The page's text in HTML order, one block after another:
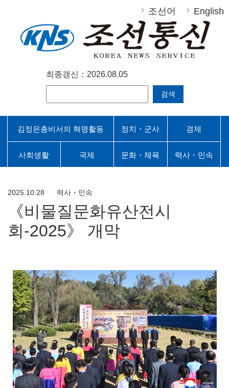
조선어 English
최종갱신：2026.08.05
검색
김정은총비서의 혁명활동 정치・군사 경제
사회생활 국제 문화・체육 력사・민속
2025.10.28 력사・민속
《비물질문화유산전시
회-2025》 개막